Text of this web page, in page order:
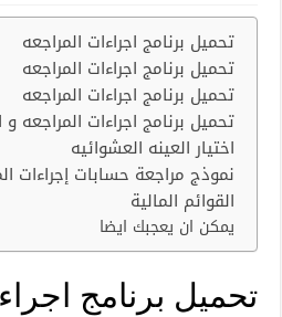
تحميل برنامج اجراءات المراجعه
تحميل برنامج اجراءات المراجعه
تحميل برنامج اجراءات المراجعه
تحميل برنامج اجراءات
اختيار العينه العشوائيه
نموذج مراجعة حسابات إجراءات
القوائم المالية
يمكن ان يعجبك ايضا
تحميل برنامج